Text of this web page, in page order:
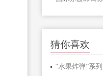
猜你喜欢